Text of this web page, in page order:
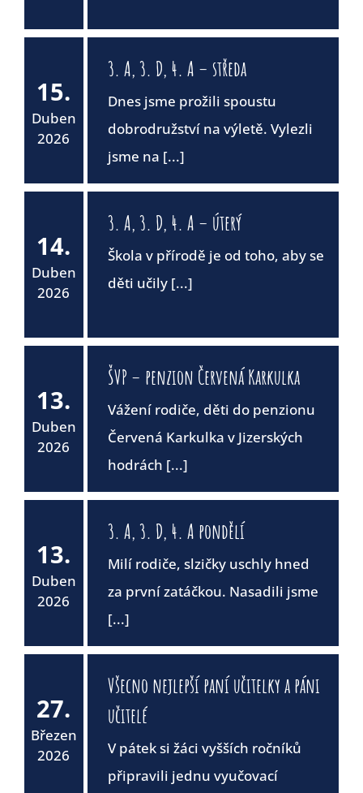
15.
Duben
2026
3. A, 3. D, 4. A – středa
Dnes jsme prožili spoustu
dobrodružství na výletě. Vylezli
jsme na [...]
14.
Duben
2026
3. A, 3. D, 4. A – úterý
Škola v přírodě je od toho, aby se
děti učily [...]
13.
Duben
2026
ŠVP – penzion Červená Karkulka
Vážení rodiče, děti do penzionu
Červená Karkulka v Jizerských
hodrách [...]
13.
Duben
2026
3. A, 3. D, 4. A pondělí
Milí rodiče, slzičky uschly hned
za první zatáčkou. Nasadili jsme
[...]
27.
Březen
2026
Všecno nejlepší paní učitelky a páni
učitelé
V pátek si žáci vyšších ročníků
připravili jednu vyučovací